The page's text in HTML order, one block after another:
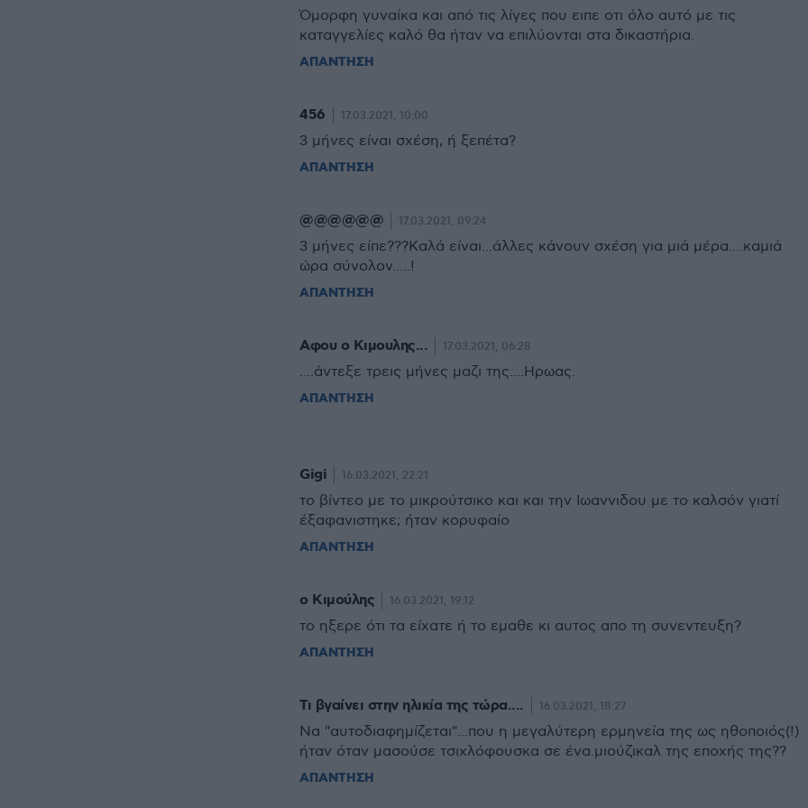
Όμορφη γυναίκα και από τις λίγες που ειπε οτι όλο αυτό με τις
καταγγελίες καλό θα ήταν να επιλύονται στα δικαστήρια.
ΑΠΑΝΤΗΣΗ
456 17.03.2021, 10:00
3 μήνες είναι σχέση, ή ξεπέτα?
ΑΠΑΝΤΗΣΗ
@@@@@@ 17.03.2021, 09:24
3 μήνες είπε???Καλά είναι...άλλες κάνουν σχέση για μιά μέρα....καμιά
ώρα σύνολον.....!
ΑΠΑΝΤΗΣΗ
Αφου ο Κιμουλης... 17.03.2021, 06:28
....άντεξε τρεις μήνες μαζι της....Ηρωας.
ΑΠΑΝΤΗΣΗ
Gigi 16.03.2021, 22:21
το βίντεο με το μικρούτσικο και και την Ιωαννιδου με το καλσόν γιατί
έξαφανιστηκε; ήταν κορυφαίο
ΑΠΑΝΤΗΣΗ
o Κιμούλης 16.03.2021, 19:12
το ηξερε ότι τα είχατε ή το εμαθε κι αυτος απο τη συνεντευξη?
ΑΠΑΝΤΗΣΗ
Τι βγαίνει στην ηλικία της τώρα.... 16.03.2021, 18:27
Να "αυτοδιαφημίζεται"...που η μεγαλύτερη ερμηνεία της ως ηθοποιός(!)
ήταν όταν μασούσε τσιχλόφουσκα σε ένα.μιούζικαλ της εποχής της??
ΑΠΑΝΤΗΣΗ